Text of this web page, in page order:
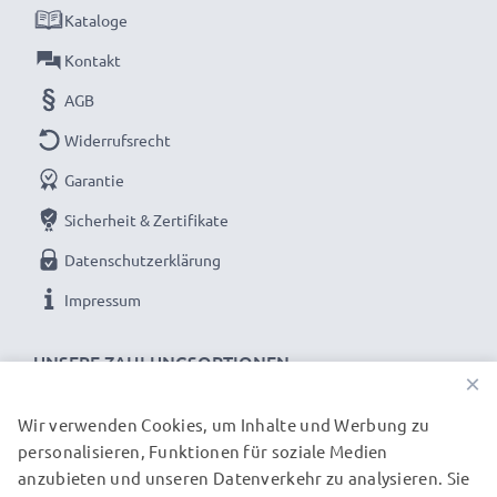
UNSERE ZAHLUNGSOPTIONEN
Kataloge
Kontakt
AGB
Widerrufsrecht
Garantie
Sicherheit & Zertifikate
Datenschutzerklärung
Impressum
UNSERE VERSANDPARTNER
×
Wir verwenden Cookies, um Inhalte und Werbung zu
personalisieren, Funktionen für soziale Medien
anzubieten und unseren Datenverkehr zu analysieren. Sie